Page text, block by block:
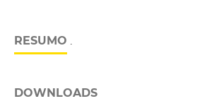
RESUMO .
DOWNLOADS